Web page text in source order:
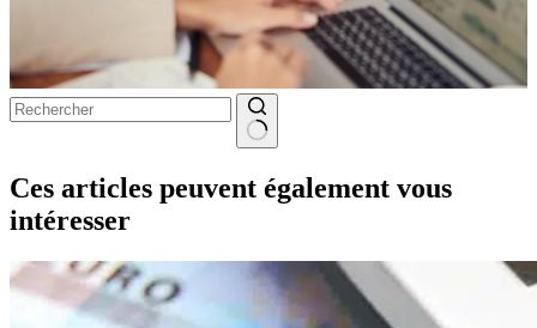
résultat
Ces articles peuvent également vous
intéresser